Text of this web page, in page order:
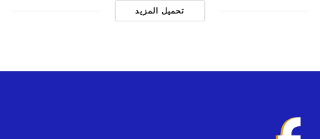
تحميل المزيد